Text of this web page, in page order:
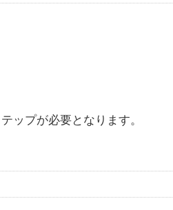
ップが必要となります。